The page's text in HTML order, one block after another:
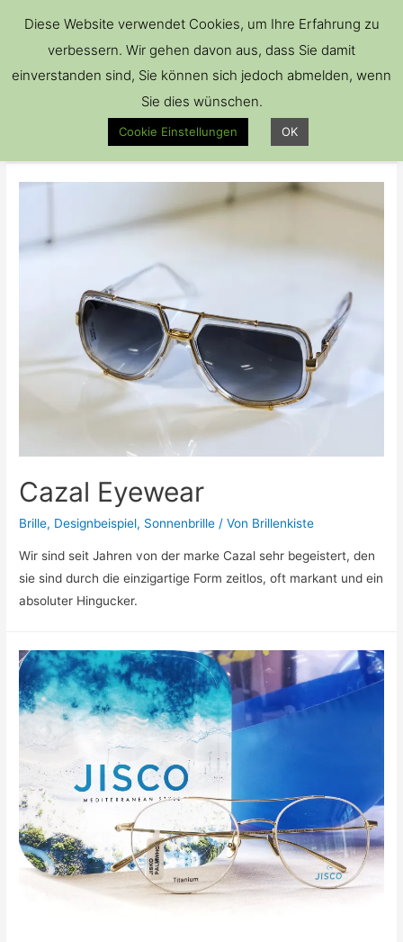
Designbeispiel
Cazal Eyewear
Brille, Designbeispiel, Sonnenbrille / Von Brillenkiste
Wir sind seit Jahren von der marke Cazal sehr begeistert, den
sie sind durch die einzigartige Form zeitlos, oft markant und ein
absoluter Hingucker.
Diese Website verwendet Cookies, um Ihre Erfahrung zu
verbessern. Wir gehen davon aus, dass Sie damit
einverstanden sind, Sie können sich jedoch abmelden, wenn
Sie dies wünschen.
Cookie Einstellungen OK